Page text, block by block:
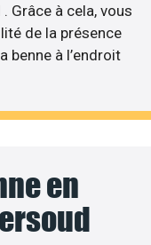
. Grâce à cela, vous
de la présence
benne à l’endroit
en